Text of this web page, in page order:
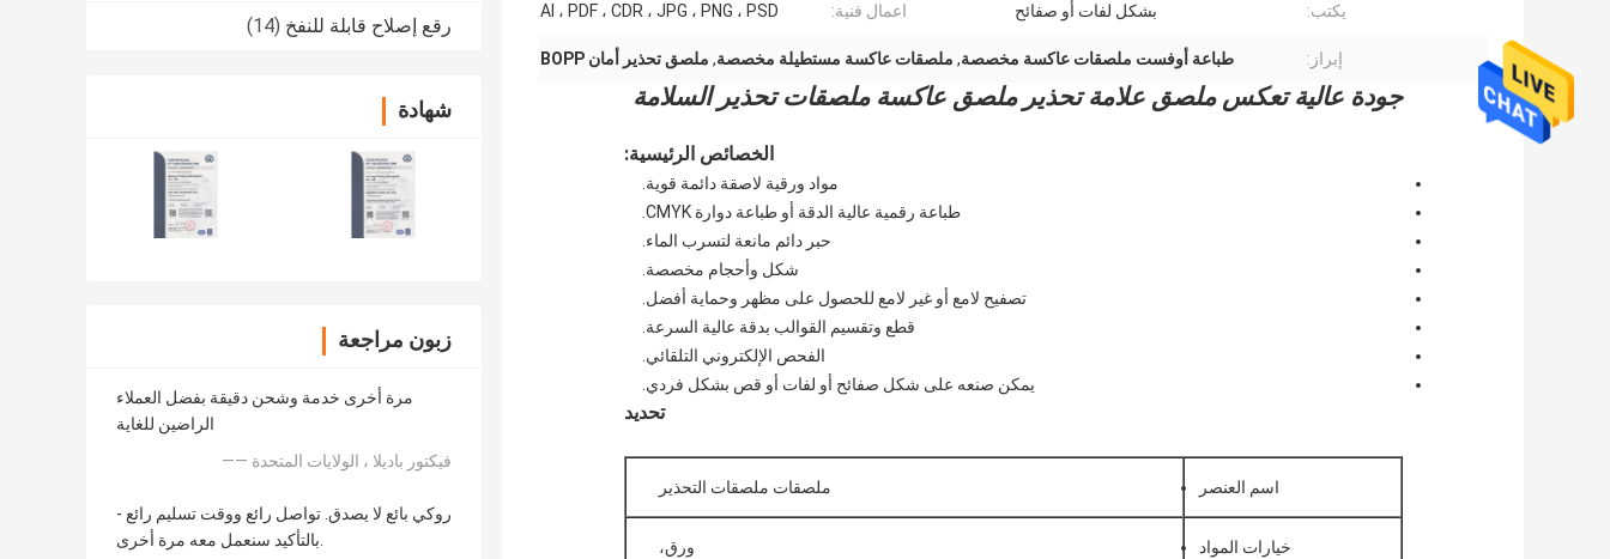
رقع إصلاح قابلة للنفخ (14)
شهادة
زبون مراجعة
مرة أخرى خدمة وشحن دقيقة بفضل العملاء
الراضين للغاية
—— فيكتور باديلا ، الولايات المتحدة
روكي بائع لا يصدق. تواصل رائع ووقت تسليم رائع -
بالتأكيد سنعمل معه مرة أخرى.
يكتب: بشكل لفات أو صفائح اعمال فنية: AI ، PDF ، CDR ، JPG ، PNG ، PSD
إبراز: طباعة أوفست ملصقات عاكسة مخصصة, ملصقات عاكسة مستطيلة مخصصة, ملصق تحذير أمان BOPP
جودة عالية تعكس ملصق علامة تحذير ملصق عاكسة ملصقات تحذير السلامة
الخصائص الرئيسية:
مواد ورقية لاصقة دائمة قوية.
طباعة رقمية عالية الدقة أو طباعة دوارة CMYK.
حبر دائم مانعة لتسرب الماء.
شكل وأحجام مخصصة.
تصفيح لامع أو غير لامع للحصول على مظهر وحماية أفضل.
قطع وتقسيم القوالب بدقة عالية السرعة.
الفحص الإلكتروني التلقائي.
يمكن صنعه على شكل صفائح أو لفات أو قص بشكل فردي.
تحديد
اسم العنصر ملصقات ملصقات التحذير
خيارات المواد
ورق،